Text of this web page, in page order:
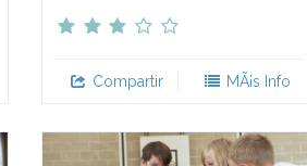
Compartir MÃ¡s Info